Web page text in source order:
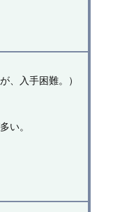
、入手困難。）
い。